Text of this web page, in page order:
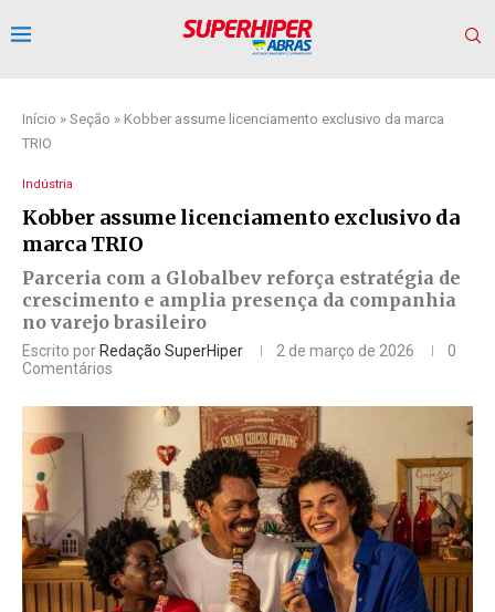
Início » Seção » Kobber assume licenciamento exclusivo da marca
TRIO
Indústria
Kobber assume licenciamento exclusivo da
marca TRIO
Parceria com a Globalbev reforça estratégia de
crescimento e amplia presença da companhia
no varejo brasileiro
Escrito porRedação SuperHiper 2 de março de 2026
0
Comentários